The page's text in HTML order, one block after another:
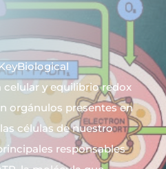
y equilibrio redox
orgánulos presentes en
células de nuestro
responsables